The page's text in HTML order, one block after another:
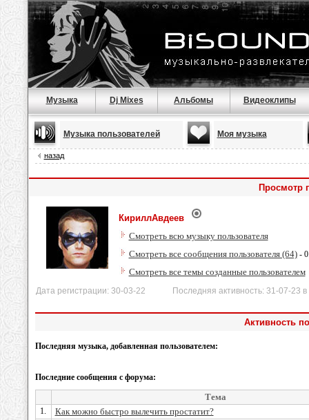
Музыка Dj Mixes Альбомы Видеоклипы
Музыка пользователей Моя музыка
назад
Просмотр
КириллАвдеев
Смотреть всю музыку пользователя
Смотреть все сообщения пользователя (64)-
Смотреть все темы созданные пользователем
Дата регистрации: 30-03-22 Последняя активность: 31-07-23 в
Активность
Последняя музыка, добавленная пользователем:
Последние сообщения с форума:
Тема
1. Как можно быстро вылечить простатит?